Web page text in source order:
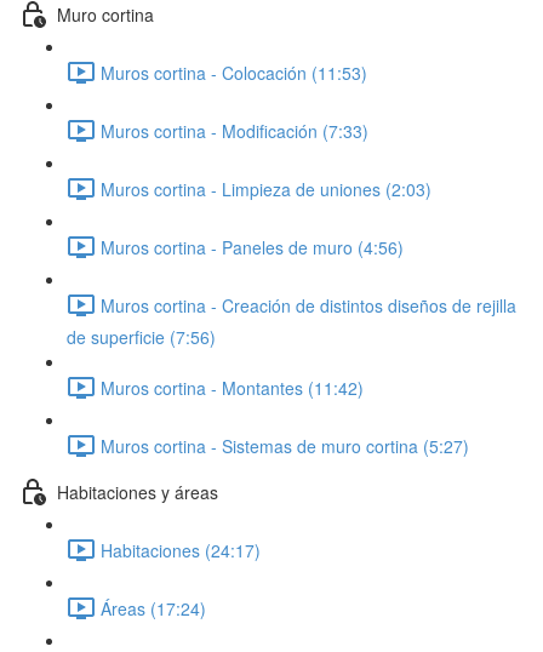
Muro cortina
Muros cortina - Colocación (11:53)
Muros cortina - Modificación (7:33)
Muros cortina - Limpieza de uniones (2:03)
Muros cortina - Paneles de muro (4:56)
Muros cortina - Creación de distintos diseños de rejilla
de superficie (7:56)
Muros cortina - Montantes (11:42)
Muros cortina - Sistemas de muro cortina (5:27)
Habitaciones y áreas
Habitaciones (24:17)
Áreas (17:24)